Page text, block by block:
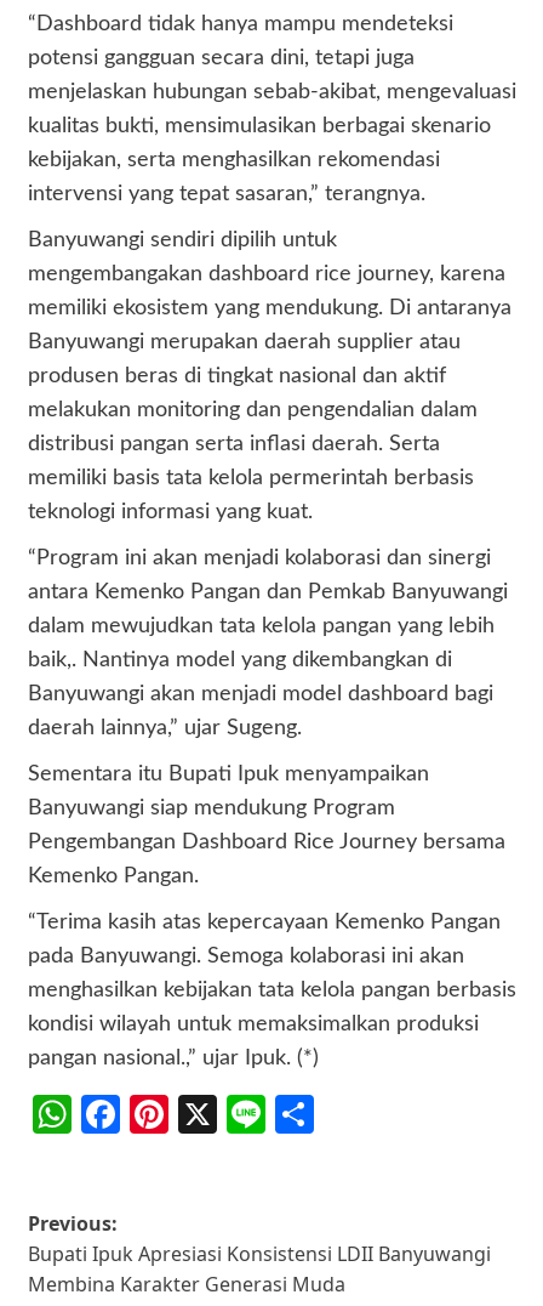
“Dashboard tidak hanya mampu mendeteksi
potensi gangguan secara dini, tetapi juga
menjelaskan hubungan sebab-akibat, mengevaluasi
kualitas bukti, mensimulasikan berbagai skenario
kebijakan, serta menghasilkan rekomendasi
intervensi yang tepat sasaran,” terangnya.
Banyuwangi sendiri dipilih untuk
mengembangakan dashboard rice journey, karena
memiliki ekosistem yang mendukung. Di antaranya
Banyuwangi merupakan daerah supplier atau
produsen beras di tingkat nasional dan aktif
melakukan monitoring dan pengendalian dalam
distribusi pangan serta inflasi daerah. Serta
memiliki basis tata kelola permerintah berbasis
teknologi informasi yang kuat.
“Program ini akan menjadi kolaborasi dan sinergi
antara Kemenko Pangan dan Pemkab Banyuwangi
dalam mewujudkan tata kelola pangan yang lebih
baik,. Nantinya model yang dikembangkan di
Banyuwangi akan menjadi model dashboard bagi
daerah lainnya,” ujar Sugeng.
Sementara itu Bupati Ipuk menyampaikan
Banyuwangi siap mendukung Program
Pengembangan Dashboard Rice Journey bersama
Kemenko Pangan.
“Terima kasih atas kepercayaan Kemenko Pangan
pada Banyuwangi. Semoga kolaborasi ini akan
menghasilkan kebijakan tata kelola pangan berbasis
kondisi wilayah untuk memaksimalkan produksi
pangan nasional.,” ujar Ipuk. (*)
WhatsApp
Facebook
Pinterest
X Line
Post
navigation
Previous:
Bupati Ipuk Apresiasi Konsistensi LDII Banyuwangi
Membina Karakter Generasi Muda